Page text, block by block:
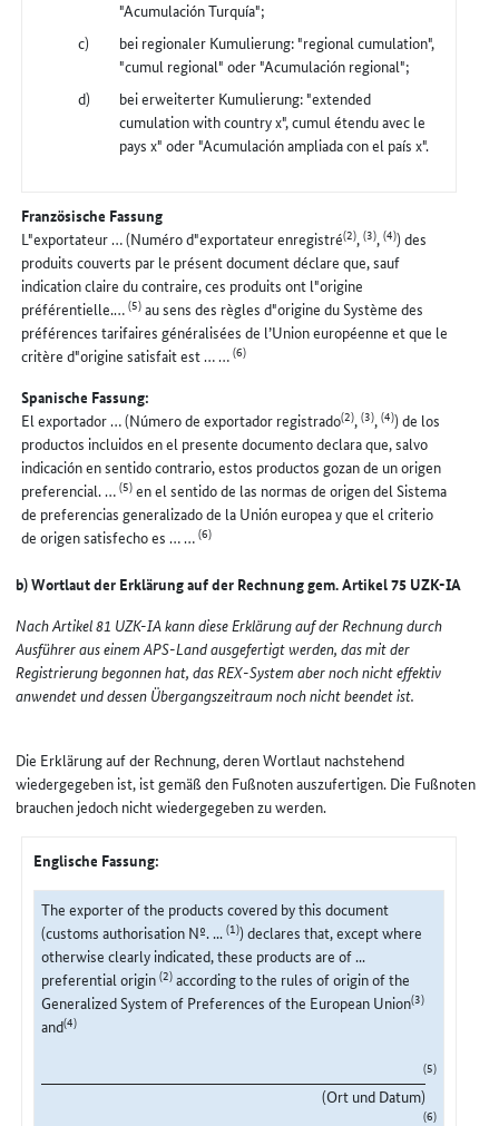
"Acumulación Turquía";
bei regionaler Kumulierung: "regional cumulation",
"cumul regional" oder "Acumulación regional";
bei erweiterter Kumulierung: "extended
cumulation with country x", cumul étendu avec le
pays x" oder "Acumulación ampliada con el país x".
Französische Fassung
L"exportateur … (Numéro d"exportateur enregistré(2),(3),(4)) des
produits couverts par le présent document déclare que, sauf
indication claire du contraire, ces produits ont l"origine
préférentielle.…(5)au sens des règles d"origine du Système des
préférences tarifaires généralisées de l’Union européenne et que le
critère d"origine satisfait est … …(6)
Spanische Fassung:
El exportador … (Número de exportador registrado(2),(3),(4)) de los
productos incluidos en el presente documento declara que, salvo
indicación en sentido contrario, estos productos gozan de un origen
preferencial. …(5)en el sentido de las normas de origen del Sistema
de preferencias generalizado de la Unión europea y que el criterio
de origen satisfecho es … …(6)
b) Wortlaut der Erklärung auf der Rechnung gem. Artikel 75 UZK-IA
Nach Artikel 81 UZK-IA kann diese Erklärung auf der Rechnung durch
Ausführer aus einem APS-Land ausgefertigt werden, das mit der
Registrierung begonnen hat, das REX-System aber noch nicht effektiv
anwendet und dessen Übergangszeitraum noch nicht beendet ist.
Die Erklärung auf der Rechnung, deren Wortlaut nachstehend
wiedergegeben ist, ist gemäß den Fußnoten auszufertigen. Die Fußnoten
brauchen jedoch nicht wiedergegeben zu werden.
Englische Fassung:
The exporter of the products covered by this document
(customs authorisation Nº. ...(1)) declares that, except where
otherwise clearly indicated, these products are of ...
preferential origin(2)according to the rules of origin of the
Generalized System of Preferences of the European Union(3)
and(4)
(5)
(Ort und Datum)
(6)